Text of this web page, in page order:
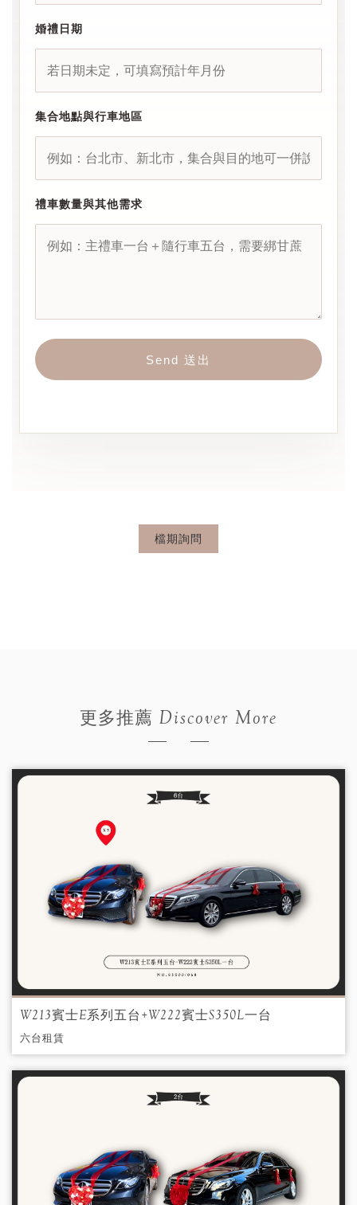
婚禮日期
集合地點與行車地區
禮車數量與其他需求
Send 送出
檔期詢問
更多推薦 Discover More
W213賓士E系列五台+W222賓士S350L一台
六台租賃